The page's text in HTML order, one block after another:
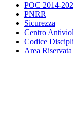
POC 2014-
PNRR
Sicurezza
Centro
Codice
Area Riservata